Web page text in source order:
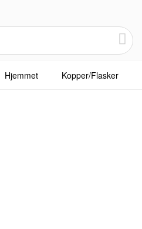
Hjemmet Kopper/Flasker